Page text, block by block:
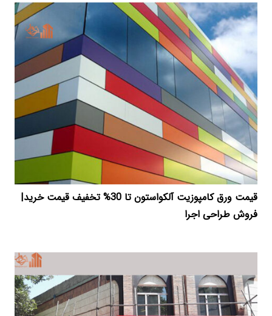
قیمت ورق کامپوزیت آلکواستون تا 30% تخفیف قیمت خرید|
فروش طراحی اجرا